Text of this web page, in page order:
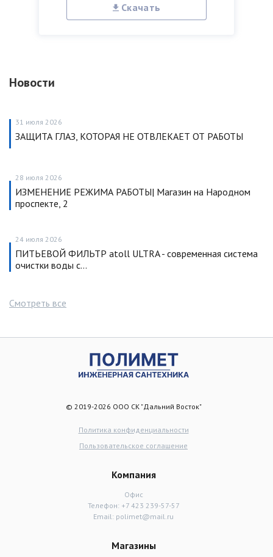
Скачать
Новости
31 июля 2026
ЗАЩИТА ГЛАЗ, КОТОРАЯ НЕ ОТВЛЕКАЕТ ОТ РАБОТЫ
28 июля 2026
ИЗМЕНЕНИЕ РЕЖИМА РАБОТЫ| Магазин на Народном
проспекте, 2
24 июля 2026
ПИТЬЕВОЙ ФИЛЬТР atoll ULTRA - современная система
очистки воды с…
Смотреть все
© 2019-2026 ООО СК "Дальний Восток"
Политика конфиденциальности
Пользовательское соглашение
Компания
Офис
Телефон: +7 423 239-57-57
Email: polimet@mail.ru
Магазины